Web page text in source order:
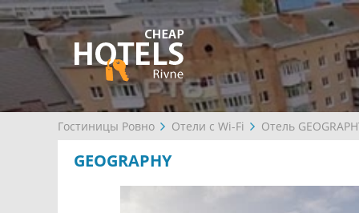
Гостиницы Ровно Отели с Wi-Fi Отель
GEOGRAPHY